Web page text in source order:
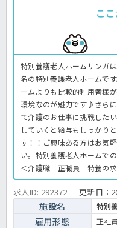
こ
特別養護老人ホームサンガ
名の特別養護老人ホームで
ームよりも比較的利用者様
環境なのが魅力です♪さら
て介護のお仕事に挑戦した
していくと給与もしっかり
す！！ご興味ある方はお気
い。特別養護老人ホームで
＜介護職 正職員 特養の求
求人ID: 292372 更新日：
施設名 特別
雇用形態 正社員